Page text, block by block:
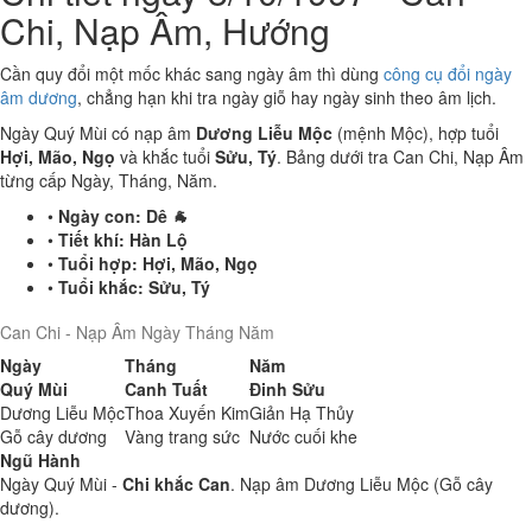
Chi, Nạp Âm, Hướng
Cần quy đổi một mốc khác sang ngày âm thì dùng công cụ đổi ngày
âm dương, chẳng hạn khi tra ngày giỗ hay ngày sinh theo âm lịch.
Ngày Quý Mùi có nạp âm Dương Liễu Mộc (mệnh Mộc), hợp tuổi
Hợi, Mão, Ngọ và khắc tuổi Sửu, Tý. Bảng dưới tra Can Chi, Nạp Âm
từng cấp Ngày, Tháng, Năm.
• Ngày con: Dê 🐐
• Tiết khí: Hàn Lộ
• Tuổi hợp: Hợi, Mão, Ngọ
• Tuổi khắc: Sửu, Tý
Can Chi - Nạp Âm Ngày Tháng Năm
Ngày
Tháng
Năm
Quý Mùi
Canh Tuất
Đinh Sửu
Dương Liễu MộcThoa Xuyến KimGiản Hạ Thủy
Gỗ cây dương
Vàng trang sức Nước cuối khe
Ngũ Hành
Ngày Quý Mùi - Chi khắc Can. Nạp âm Dương Liễu Mộc (Gỗ cây
dương).